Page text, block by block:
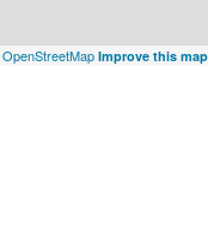
OpenStreetMap Improve this map